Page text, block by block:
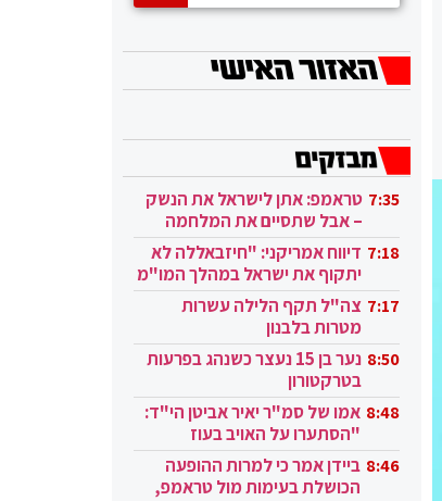
7:35 טראמפ: אתן לישראל את הנשק
– אבל שתסיים את המלחמה
בעזה 7:18 דיווח אמריקני: "חיזבאללה לא
יתקוף את ישראל במהלך המו"מ
בקטאר" 7:17 צה"ל תקף הלילה עשרות
מטרות בלבנון
8:50
נער בן 15 נעצר כשנהג בפרעות
בטרקטורון
8:48 אמו של סמ"ר יאיר אביטן הי"ד:
"הסתערו על האויב בעוז
ובגבורה" 8:46 ביידן אמר כי למרות ההופעה
הכושלת בעימות מול טראמפ,